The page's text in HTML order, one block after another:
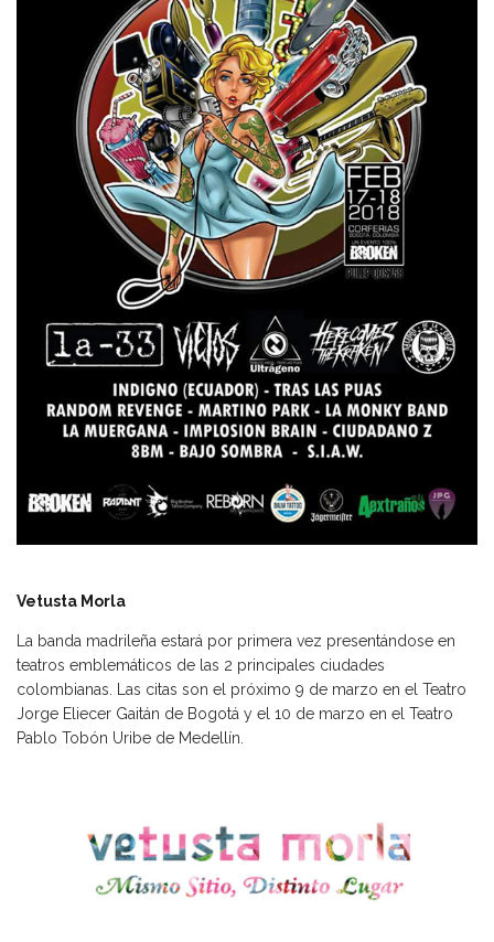
Vetusta Morla
La banda madrileña estará por primera vez presentándose en
teatros emblemáticos de las 2 principales ciudades
colombianas. Las citas son el próximo 9 de marzo en el Teatro
Jorge Eliecer Gaitán de Bogotá y el 10 de marzo en el Teatro
Pablo Tobón Uribe de Medellín.